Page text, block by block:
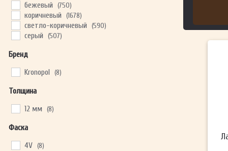
бежевый (750)
коричневый (1678)
светло-коричневый (590)
серый (507)
Бренд
Kronopol (8)
Толщина
12 мм (8)
Фаска
4V (8)